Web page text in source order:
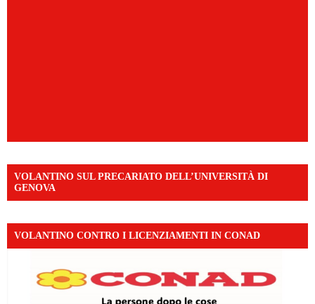
VOLANTINO SUL PRECARIATO DELL’UNIVERSITÀ DI
GENOVA
VOLANTINO CONTRO I LICENZIAMENTI IN CONAD